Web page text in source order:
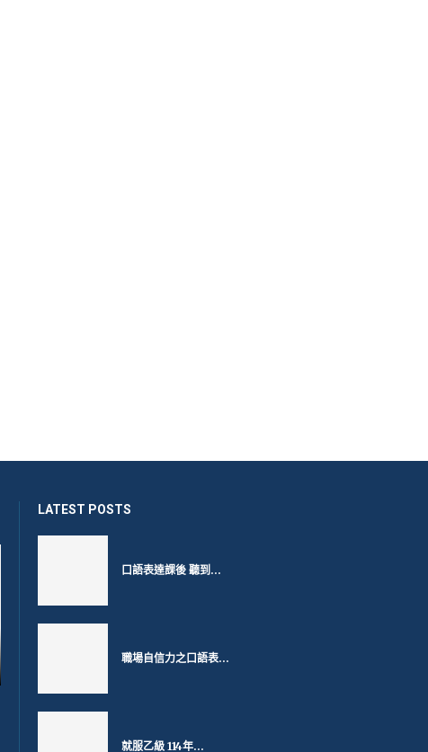
LATEST POSTS
口語表達課後 聽到...
職場自信力之口語表...
就服乙級 114年...